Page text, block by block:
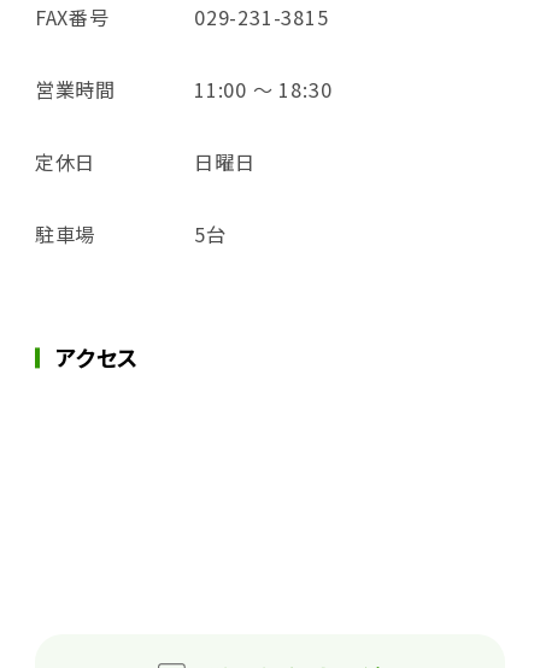
FAX番号 029-231-3815
営業時間 11:00 ～ 18:30
定休日 日曜日
駐車場 5台
アクセス